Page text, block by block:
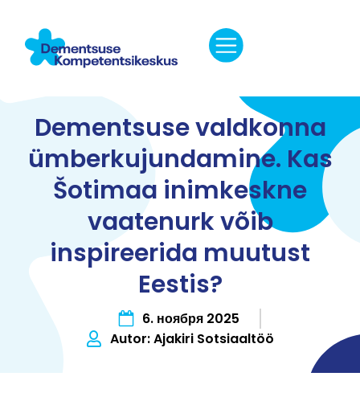
Dementsuse valdkonna
ümberkujundamine. Kas
Šotimaa inimkeskne
vaatenurk võib
inspireerida muutust
Eestis?
6. ноября 2025
Autor:Ajakiri Sotsiaaltöö